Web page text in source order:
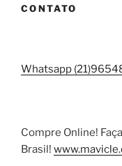
CONTATO
Whatsapp
Compre Online!
Brasil!